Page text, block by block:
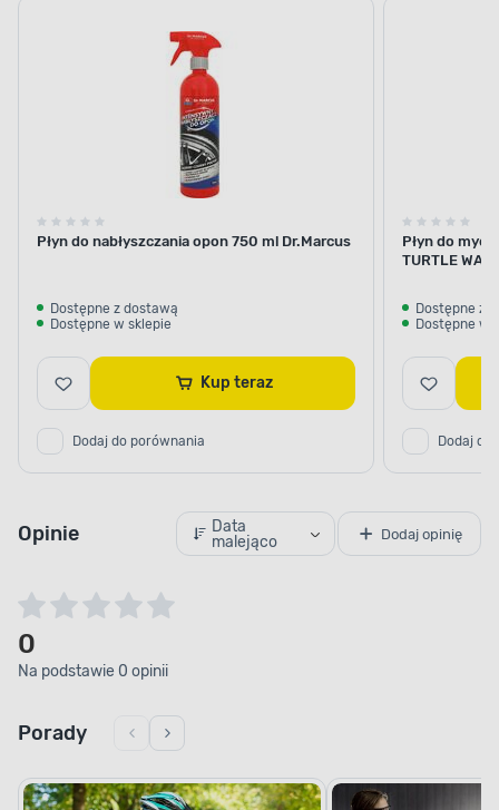
Płyn do nabłyszczania opon 750 ml Dr.Marcus
Dostępne z dostawą
Dostępne w sklepie
Kup teraz
Dodaj do porównania
Płyn do
TURTLE WAX
Dostępne z
Dostępne w
Dodaj do
Opinie
Data
malejąco
Dodaj opinię
0
Na podstawie 0 opinii
Porady